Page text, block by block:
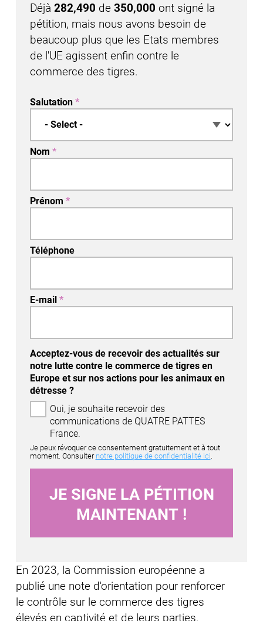
Déjà 282,490 de 350,000 ont signé la
pétition, mais nous avons besoin de
beaucoup plus que les Etats membres
de l'UE agissent enfin contre le
commerce des tigres.
Salutation *
Nom *
Prénom *
Téléphone
E-mail *
Acceptez-vous de recevoir des actualités sur
notre lutte contre le commerce de tigres en
Europe et sur nos actions pour les animaux en
détresse ?
Oui, je souhaite recevoir des
communications de QUATRE PATTES
France.
Je peux révoquer ce consentement gratuitement et à tout
moment. Consulter notre politique de confidentialité ici.
En 2023, la Commission européenne a
publié une note d'orientation pour renforcer
le contrôle sur le commerce des tigres
élevés en captivité et de leurs parties.